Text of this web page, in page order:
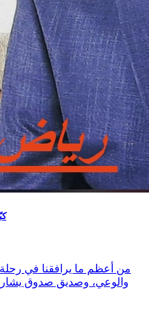
من أعظم ما يرافقنا في رحلة
والوعي، وصديق صدوق